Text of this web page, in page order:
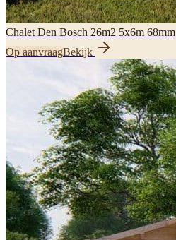
Chalet Den Bosch 26m2 5x6m 68mm
Op aanvraagBekijk